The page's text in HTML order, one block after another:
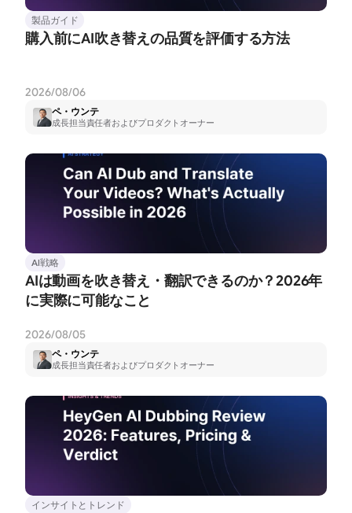
製品ガイド
購入前にAI吹き替えの品質を評価する方法
2026/08/06
ペ・ウンテ
成長担当責任者およびプロダクトオーナー
AI戦略
AIは動画を吹き替え・翻訳できるのか？2026年
に実際に可能なこと
2026/08/05
ペ・ウンテ
成長担当責任者およびプロダクトオーナー
インサイトとトレンド